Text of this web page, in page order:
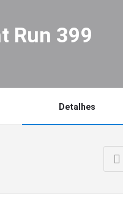
Run 399
Detalhes